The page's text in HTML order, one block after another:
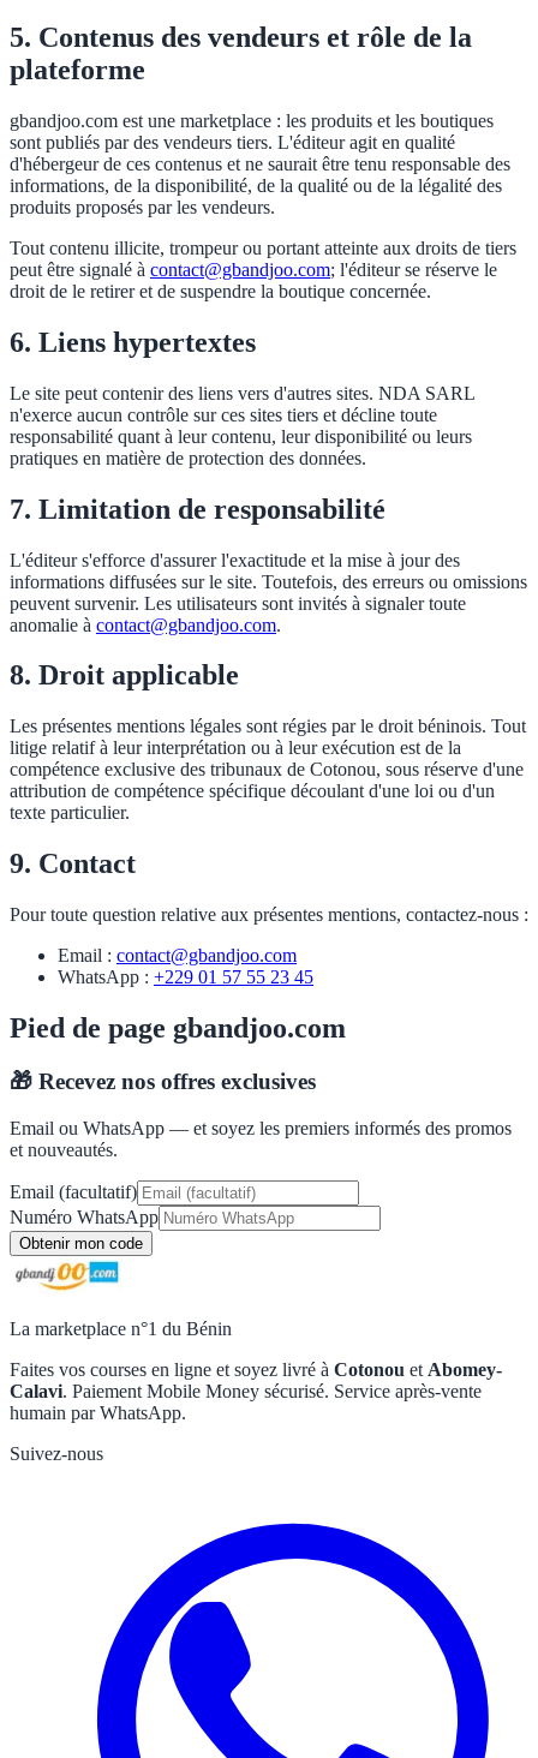
5. Contenus des vendeurs et rôle de la
plateforme
gbandjoo.com est une marketplace : les produits et les boutiques
sont publiés par des vendeurs tiers. L'éditeur agit en qualité
d'hébergeur de ces contenus et ne saurait être tenu responsable des
informations, de la disponibilité, de la qualité ou de la légalité des
produits proposés par les vendeurs.
Tout contenu illicite, trompeur ou portant atteinte aux droits de tiers
peut être signalé à contact@gbandjoo.com; l'éditeur se réserve le
droit de le retirer et de suspendre la boutique concernée.
6. Liens hypertextes
Le site peut contenir des liens vers d'autres sites. NDA SARL
n'exerce aucun contrôle sur ces sites tiers et décline toute
responsabilité quant à leur contenu, leur disponibilité ou leurs
pratiques en matière de protection des données.
7. Limitation de responsabilité
L'éditeur s'efforce d'assurer l'exactitude et la mise à jour des
informations diffusées sur le site. Toutefois, des erreurs ou omissions
peuvent survenir. Les utilisateurs sont invités à signaler toute
anomalie à contact@gbandjoo.com.
8. Droit applicable
Les présentes mentions légales sont régies par le droit béninois. Tout
litige relatif à leur interprétation ou à leur exécution est de la
compétence exclusive des tribunaux de Cotonou, sous réserve d'une
attribution de compétence spécifique découlant d'une loi ou d'un
texte particulier.
9. Contact
Pour toute question relative aux présentes mentions, contactez-nous :
Email : contact@gbandjoo.com
WhatsApp : +229 01 57 55 23 45
Pied de page gbandjoo.com
🎁 Recevez nos offres exclusives
Email ou WhatsApp — et soyez les premiers informés des promos
et nouveautés.
Email (facultatif)
Numéro WhatsApp
Obtenir mon code
La marketplace n°1 du Bénin
Faites vos courses en ligne et soyez livré à Cotonou et Abomey-
Calavi. Paiement Mobile Money sécurisé. Service après-vente
humain par WhatsApp.
Suivez-nous